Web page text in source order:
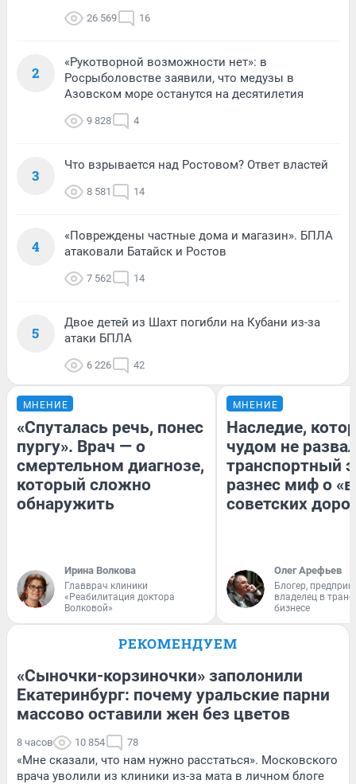
26 569 16
2
«Рукотворной возможности нет»: в
Росрыболовстве заявили, что медузы в
Азовском море останутся на десятилетия
9 828 4
3
Что взрывается над Ростовом? Ответ властей
8 581 14
4
«Повреждены частные дома и магазин». БПЛА
атаковали Батайск и Ростов
7 562 14
5
Двое детей из Шахт погибли на Кубани из-за
атаки БПЛА
6 226 42
МНЕНИЕ
«Спуталась речь, понес
пургу». Врач — о
смертельном диагнозе,
который сложно
обнаружить
Ирина Волкова
Главврач клиники
«Реабилитация доктора
Волковой»
МНЕНИЕ
Наследие,
чудом не
транспортный
разнес миф о
советских
Олег Арефьев
Блогер,
владелец в
бизнесе
РЕКОМЕНДУЕМ
«Сыночки-корзиночки» заполонили
Екатеринбург: почему уральские парни
массово оставили жен без цветов
8 часов 10 854 78
«Мне сказали, что нам нужно расстаться». Московского
врача уволили из клиники из-за мата в личном блоге